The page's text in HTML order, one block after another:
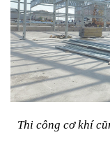
Thi công cơ khí